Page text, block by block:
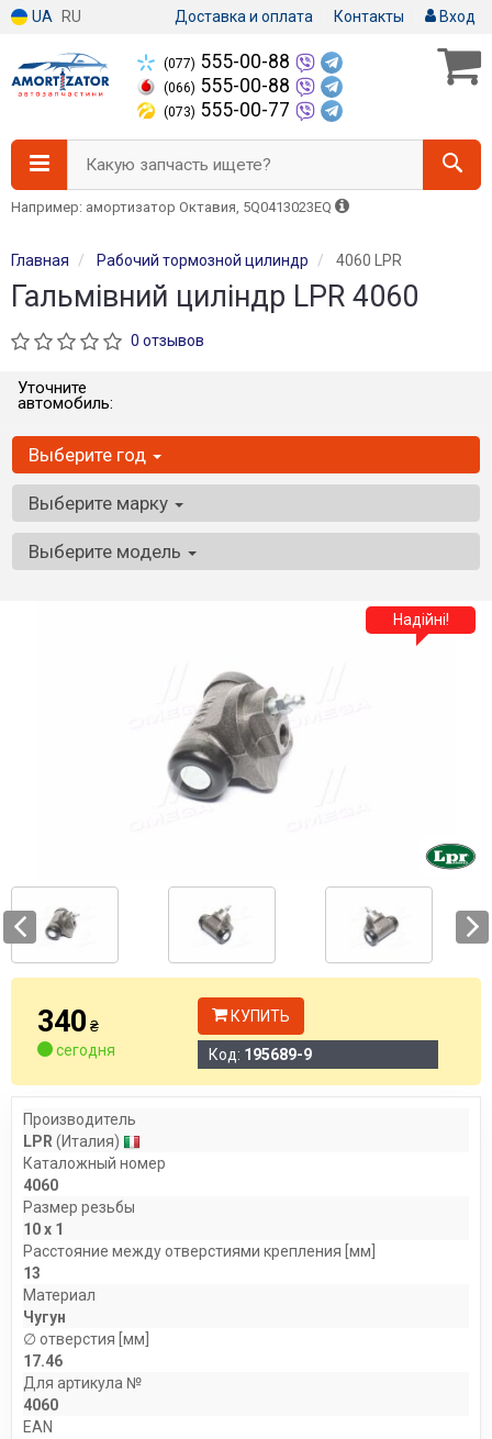
UA RU Доставка и оплата Контакты Вход
(077) 555-00-88
(066) 555-00-88
(073) 555-00-77
Какую запчасть ищете?
Например: амортизатор Октавия, 5Q0413023EQ
Главная Рабочий тормозной цилиндр 4060 LPR
Гальмівний циліндр LPR 4060
0 отзывов
Уточните
автомобиль:
Выберите год
Выберите марку
Выберите модель
Надійні!
340 ₴
сегодня
КУПИТЬ
Код: 195689-9
Производитель
LPR (Италия)
Каталожный номер
4060
Размер резьбы
10 x 1
Расстояние между отверстиями крепления [мм]
13
Материал
Чугун
∅ отверстия [мм]
17.46
Для артикула №
4060
EAN